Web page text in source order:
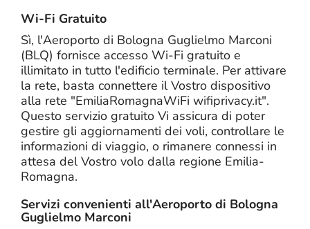
Wi-Fi Gratuito
Sì, l'Aeroporto di Bologna Guglielmo Marconi
(BLQ) fornisce accesso Wi-Fi gratuito e
illimitato in tutto l'edificio terminale. Per attivare
la rete, basta connettere il Vostro dispositivo
alla rete "EmiliaRomagnaWiFi wifiprivacy.it".
Questo servizio gratuito Vi assicura di poter
gestire gli aggiornamenti dei voli, controllare le
informazioni di viaggio, o rimanere connessi in
attesa del Vostro volo dalla regione Emilia-
Romagna.
Servizi convenienti all'Aeroporto di Bologna
Guglielmo Marconi